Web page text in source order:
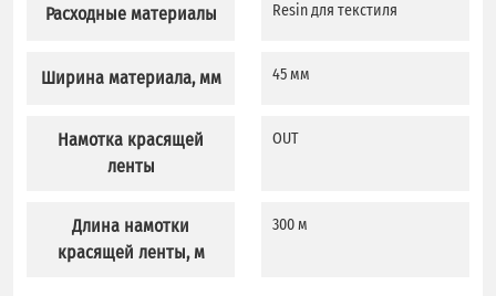
Расходные материалы
Ширина материала, мм
Намотка красящей
ленты
Длина намотки
красящей ленты, м
Resin для текстиля
45 мм
OUT
300 м